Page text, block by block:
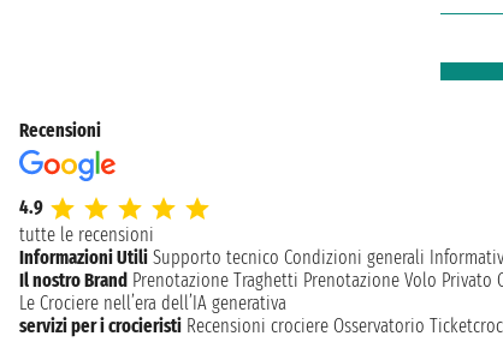
Recensioni
4.9
tutte le recensioni
Informazioni Utili Supporto tecnico Condizioni generali
Il nostro Brand Prenotazione Traghetti Prenotazione Volo Privato
Le Crociere nell’era dell’IA generativa
servizi per i crocieristi Recensioni crociere Osservatorio